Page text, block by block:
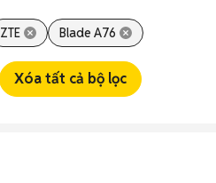
ZTE Blade A76
Xóa tất cả bộ lọc